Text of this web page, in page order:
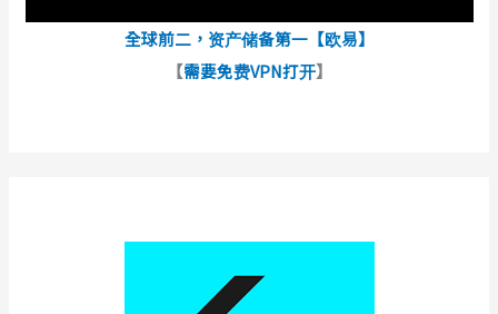
全球前二，资产储备第一【欧易】
【需要免费VPN打开】